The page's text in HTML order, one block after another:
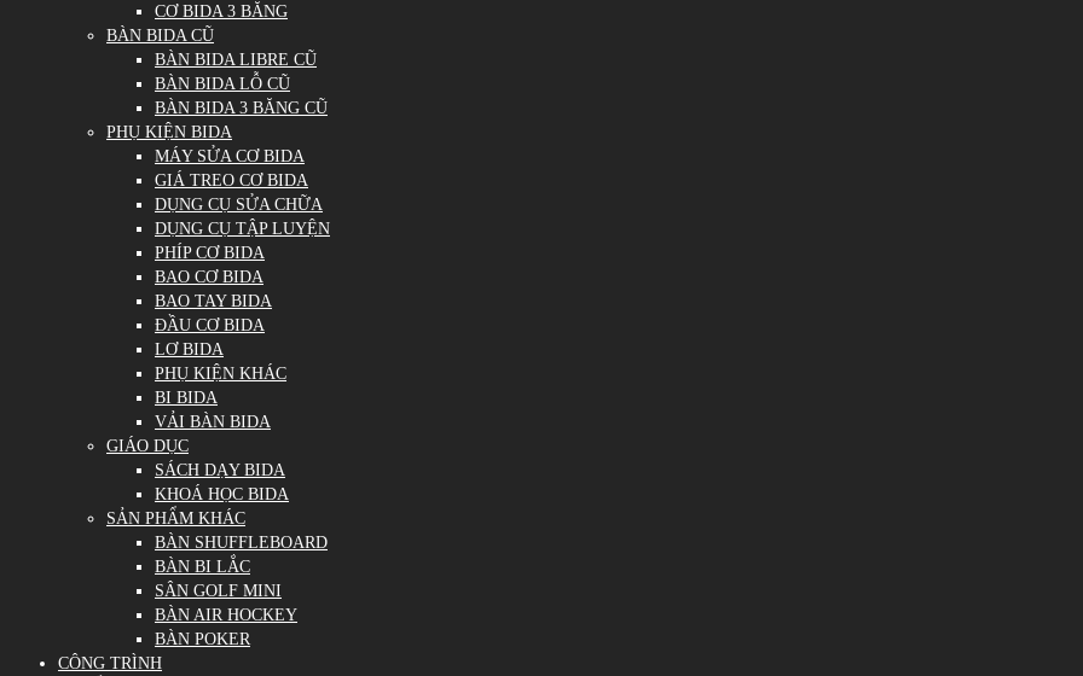
CƠ BIDA 3 BĂNG
BÀN BIDA CŨ
BÀN BIDA LIBRE CŨ
BÀN BIDA LỖ CŨ
BÀN BIDA 3 BĂNG CŨ
PHỤ KIỆN BIDA
MÁY SỬA CƠ BIDA
GIÁ TREO CƠ BIDA
DỤNG CỤ SỬA CHỮA
DỤNG CỤ TẬP LUYỆN
PHÍP CƠ BIDA
BAO CƠ BIDA
BAO TAY BIDA
ĐẦU CƠ BIDA
LƠ BIDA
PHỤ KIỆN KHÁC
BI BIDA
VẢI BÀN BIDA
GIÁO DỤC
SÁCH DẠY BIDA
KHOÁ HỌC BIDA
SẢN PHẨM KHÁC
BÀN SHUFFLEBOARD
BÀN BI LẮC
SÂN GOLF MINI
BÀN AIR HOCKEY
BÀN POKER
CÔNG TRÌNH